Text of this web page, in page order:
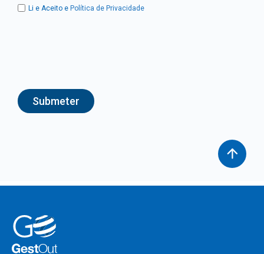
Li e Aceito e Política de Privacidade
Submeter